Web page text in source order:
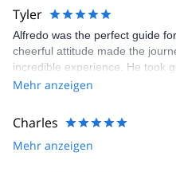
Tyler
Alfredo was the perfect guide
cheerful attitude made the
incredible experience. He took
shared his deep knowledge
summit, but we also gained a
Mehr anzeigen
Charles
Mehr anzeigen